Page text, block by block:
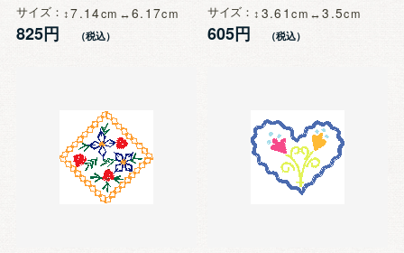
サイズ 7.14 6.17
825円
サイズ 3.61 3.5
605円